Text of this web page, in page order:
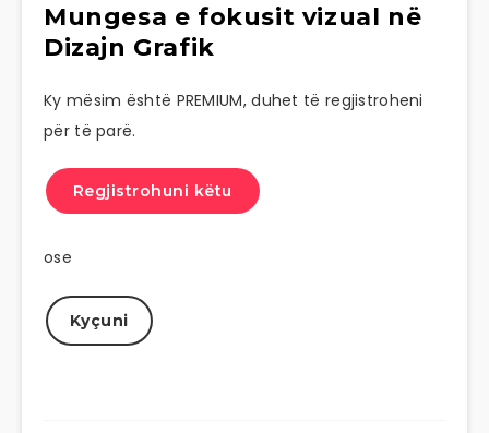
Mungesa e fokusit vizual në
Dizajn Grafik
Ky mësim është PREMIUM, duhet të regjistroheni
për të parë.
Regjistrohuni këtu
ose
Kyçuni